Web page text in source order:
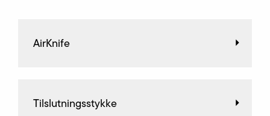
AirKnife
Tilslutningsstykke